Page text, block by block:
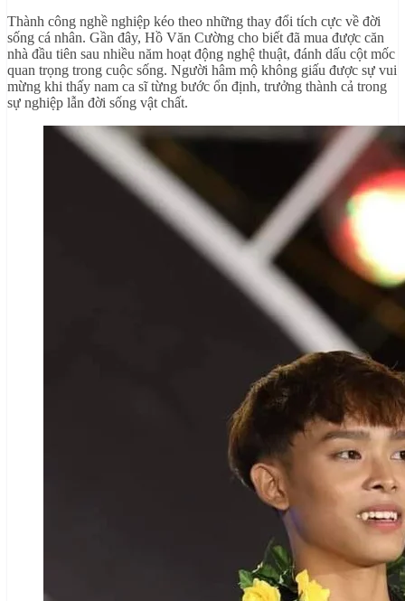
Thành công nghề nghiệp kéo theo những thay đổi tích cực về đời
sống cá nhân. Gần đây, Hồ Văn Cường cho biết đã mua được căn
nhà đầu tiên sau nhiều năm hoạt động nghệ thuật, đánh dấu cột mốc
quan trọng trong cuộc sống. Người hâm mộ không giấu được sự vui
mừng khi thấy nam ca sĩ từng bước ổn định, trưởng thành cả trong
sự nghiệp lẫn đời sống vật chất.